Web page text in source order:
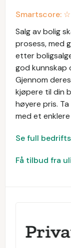
Smartscore: ☆
Salg av bolig
prosess, med
etter
god kunnskap
Gjennom
kjøpere til din
høyere pris.
med et
Se full
Få tilbud fra